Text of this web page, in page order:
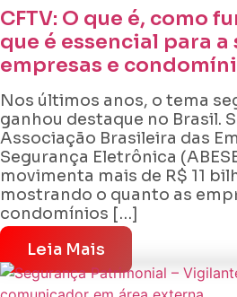
CFTV: O que é, como
que é essencial para a
empresas e
Nos últimos anos, o tema
ganhou destaque no Brasil.
Associação Brasileira das
Segurança Eletrônica
movimenta mais de R$ 11
mostrando o quanto as
condomínios […]
Leia Mais